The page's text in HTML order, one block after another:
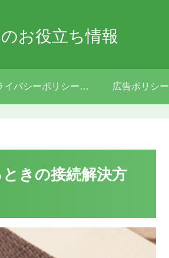
お役立ち情報
プライバシーポリシー・免責事項 広告ポリシー
きの接続解決方